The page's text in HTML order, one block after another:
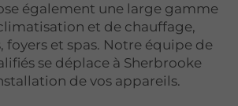
également une large gamme
et de chauffage,
foyers et spas. Notre équipe de
se déplace à Sherbrooke
de vos appareils.